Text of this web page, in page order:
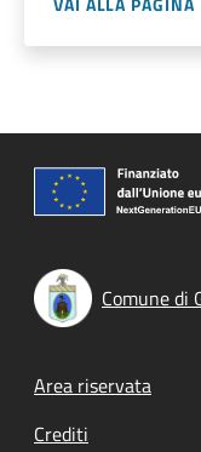
Comune di
Footer
Area riservata
Crediti